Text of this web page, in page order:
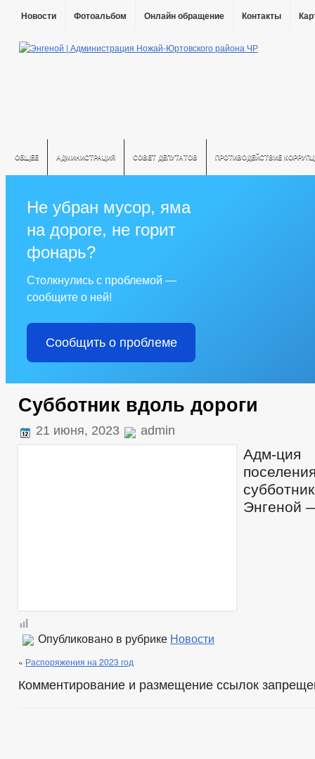
Новости Фотоальбом Онлайн обращение Контакты
ОБЩЕЕ АДМИНИСТРАЦИЯ СОВЕТ ДЕПУТАТОВ ПРОТИВОДЕЙСТВИЕ
Не убран мусор, яма
на дороге, не горит
фонарь?
Столкнулись с проблемой —
сообщите о ней!
Сообщить о проблеме
Субботник вдоль дороги
21 июня, 2023 admin
Адм-ция
Энгеной
Опубликовано в рубрике Новости
« Распоряжения на 2023 год
Комментирование и размещение ссылок